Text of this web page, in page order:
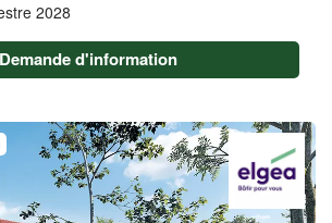
2028
Demande d'information